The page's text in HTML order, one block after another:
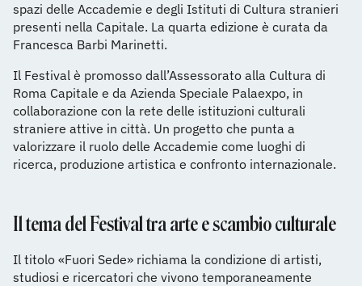
spazi delle Accademie e degli Istituti di Cultura stranieri
presenti nella Capitale. La quarta edizione è curata da
Francesca Barbi Marinetti.
Il Festival è promosso dall’Assessorato alla Cultura di
Roma Capitale e da Azienda Speciale Palaexpo, in
collaborazione con la rete delle istituzioni culturali
straniere attive in città. Un progetto che punta a
valorizzare il ruolo delle Accademie come luoghi di
ricerca, produzione artistica e confronto internazionale.
Il tema del Festival tra arte e scambio culturale
Il titolo «Fuori Sede» richiama la condizione di artisti,
studiosi e ricercatori che vivono temporaneamente